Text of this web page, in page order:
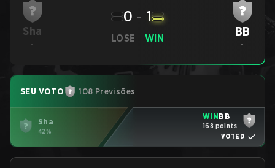
Sha
-
LOSE
0 - 1
WIN BB
-
SEU VOTO 108 Previsões
Sha
42%
WINBB
168 points
VOTED